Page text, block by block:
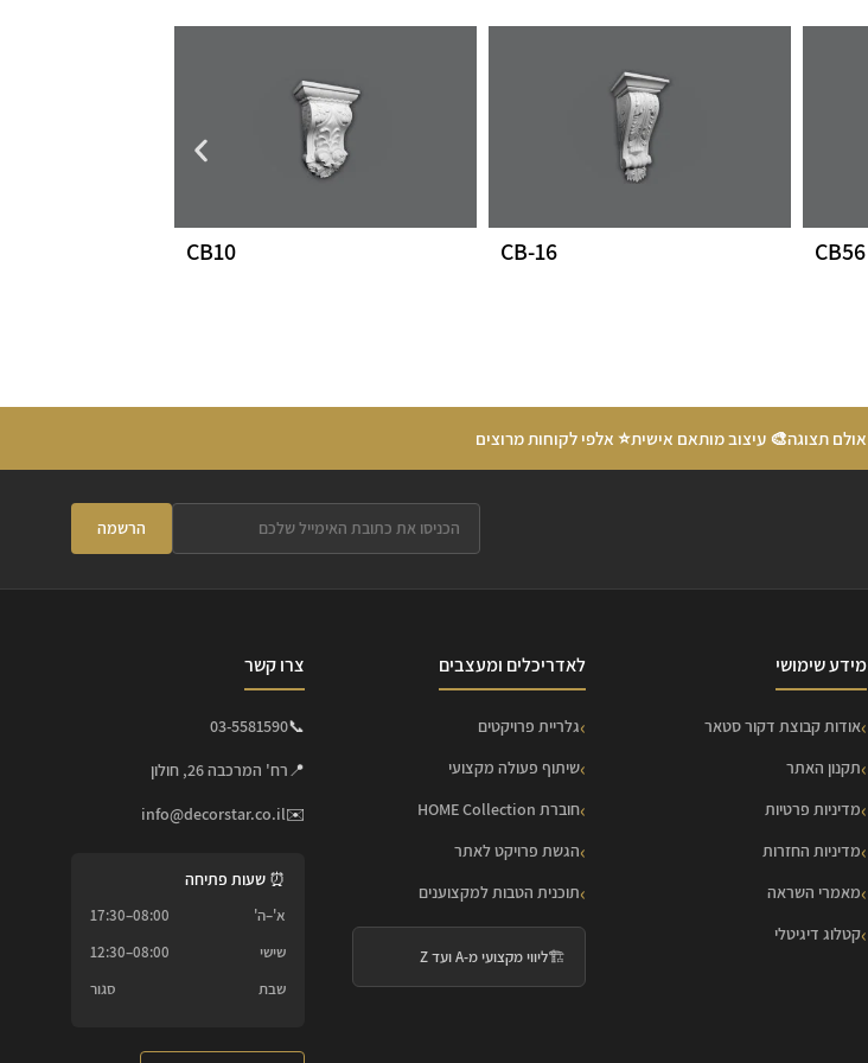
CB56
CB-16
CB10
🎨 עיצוב מותאם אישית⭐ אלפי לקוחות מרוצים
הרשמה
מידע שימושי
אודות קבוצת דקור סטאר
תקנון האתר
מדיניות פרטיות
מדיניות החזרות
מאמרי השראה
קטלוג דיגיטלי
לאדריכלים ומעצבים
גלריית פרויקטים
שיתוף פעולה מקצועי
חוברת HOME Collection
הגשת פרויקט לאתר
תוכנית הטבות למקצוענים
🏗️ליווי מקצועי מ-A ועד Z
צרו קשר
📞
03-5581590
📍רח' המרכבה 26, חולון
✉️
info@decorstar.co.il
⏰ שעות פתיחה
א'–ה'
08:00–17:30
שישי
08:00–12:30
שבת
סגור